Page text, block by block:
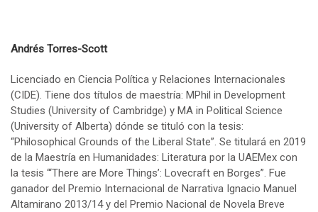
Andrés Torres-Scott
Licenciado en Ciencia Política y Relaciones Internacionales
(CIDE). Tiene dos títulos de maestría: MPhil in Development
Studies (University of Cambridge) y MA in Political Science
(University of Alberta) dónde se tituló con la tesis:
“Philosophical Grounds of the Liberal State”. Se titulará en 2019
de la Maestría en Humanidades: Literatura por la UAEMex con
la tesis “‘There are More Things’: Lovecraft en Borges”. Fue
ganador del Premio Internacional de Narrativa Ignacio Manuel
Altamirano 2013/14 y del Premio Nacional de Novela Breve